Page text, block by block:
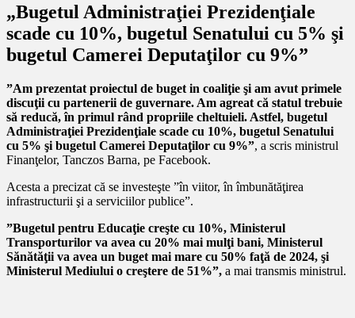
„Bugetul Administraţiei Prezidenţiale
scade cu 10%, bugetul Senatului cu 5% şi
bugetul Camerei Deputaţilor cu 9%”
”Am prezentat proiectul de buget in coaliţie şi am avut primele
discuţii cu partenerii de guvernare. Am agreat că statul trebuie
să reducă, în primul rând propriile cheltuieli. Astfel, bugetul
Administraţiei Prezidenţiale scade cu 10%, bugetul Senatului
cu 5% şi bugetul Camerei Deputaţilor cu 9%”, a scris ministrul
Finanţelor, Tanczos Barna, pe Facebook.
Acesta a precizat că se investeşte ”în viitor, în îmbunătăţirea
infrastructurii şi a serviciilor publice”.
”Bugetul pentru Educaţie creşte cu 10%, Ministerul
Transporturilor va avea cu 20% mai mulţi bani, Ministerul
Sănătăţii va avea un buget mai mare cu 50% faţă de 2024, şi
Ministerul Mediului o creştere de 51%”, a mai transmis ministrul.